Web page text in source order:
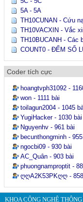
5A - 5A
TH10CUNAN - Cứu
TH10VACXIN - Vắc
TH10BUCANH - Các
COUNT0 - ĐẾM SỐ
Coder tích cực
hoangtvph31092 -
won - 1111 bài
toilagun2004 - 1045
YugiHacker - 1030 bài
Nguyenhv - 961 bài
becunthongminh -
ngocbi09 - 930 bài
AC_Quân - 903 bài
phuongnamproptit -
ღღA2K53PKღღ -
KHOA CÔNG NGHỆ